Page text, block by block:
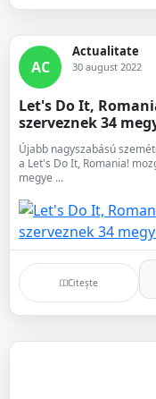
AC
Actualitate
30 august 2022
Let's Do It,
szerveznek 34
Újabb nagyszabású
a Let's Do It, Romania!
megye ...
Citește